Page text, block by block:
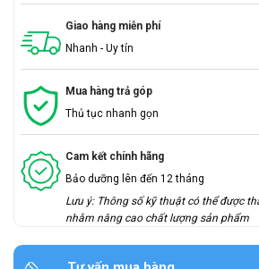
Giao hàng miễn phí
Nhanh - Uy tín
Mua hàng trả góp
Thủ tục nhanh gọn
Cam kết chính hãng
Bảo dưỡng lên đến 12 tháng
Lưu ý: Thông số kỹ thuật có thể được
nhằm nâng cao chất lượng sản phẩm